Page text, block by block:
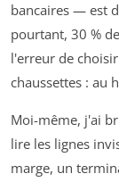
bancaires — est
pourtant, 30 %
l'erreur de
chaussettes : au
Moi-même, j'ai
lire les lignes
marge, un